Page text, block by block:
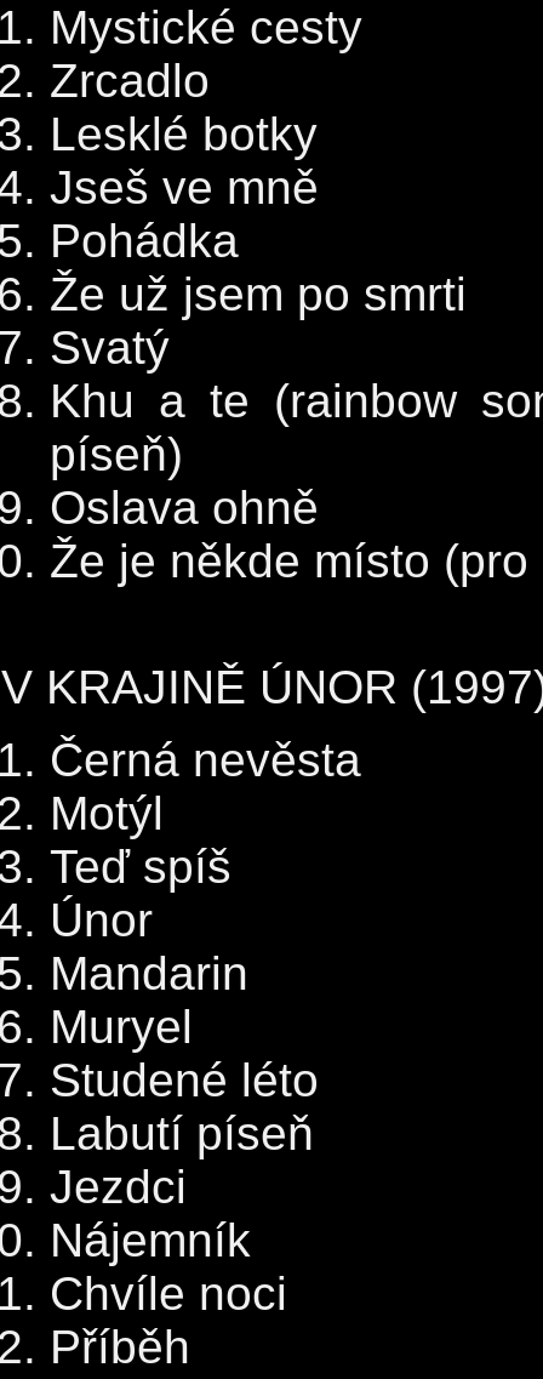
Mystické cesty
Zrcadlo
Lesklé botky
Jseš ve mně
Pohádka
Že už jsem po smrti
Svatý
Khu a te (rainbow
píseň)
Oslava ohně
Že je někde místo (pro
V KRAJINĚ ÚNOR
Černá nevěsta
Motýl
Teď spíš
Únor
Mandarin
Muryel
Studené léto
Labutí píseň
Jezdci
Nájemník
Chvíle noci
Příběh